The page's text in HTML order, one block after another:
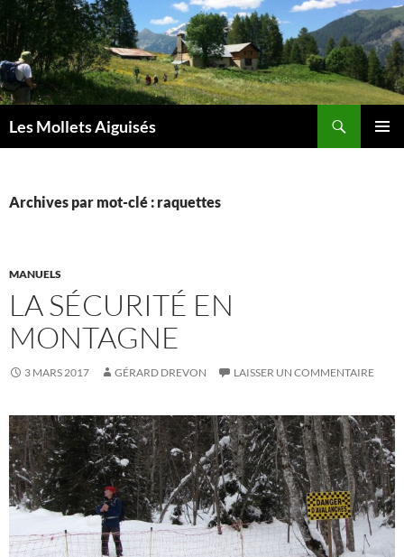
Aller
au
contenu
Les Mollets Aiguisés
Archives par mot-clé : raquettes
MANUELS
LA SÉCURITÉ EN
MONTAGNE
3 MARS 2017 GÉRARD DREVON LAISSER UN COMMENTAIRE